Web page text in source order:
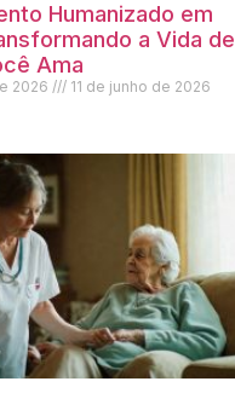
Humanizado em
a Vida de
Ama
2026 11 de junho de 2026